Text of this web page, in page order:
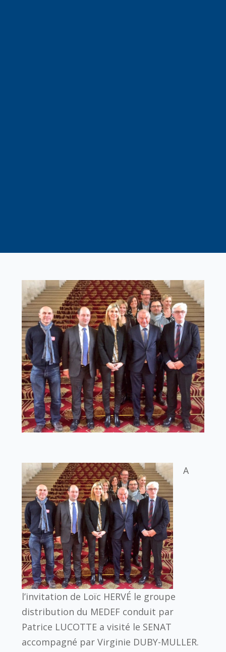
A
l’invitation de Loïc HERVÉ le groupe
distribution du MEDEF conduit par
Patrice LUCOTTE a visité le SENAT
accompagné par Virginie DUBY-MULLER.